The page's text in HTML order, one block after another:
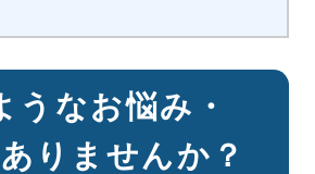
うなお悩み・
りませんか？